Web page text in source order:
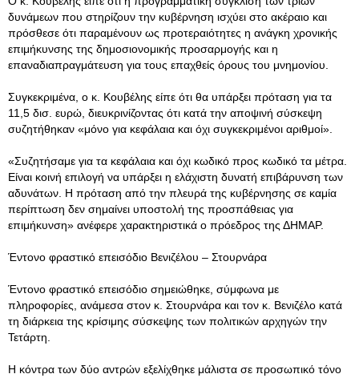
δυνάμεων που στηρίζουν την κυβέρνηση ισχύει στο ακέραιο και
πρόσθεσε ότι παραμένουν ως προτεραιότητες η ανάγκη χρονικής
επιμήκυνσης της δημοσιονομικής προσαρμογής και η
επαναδιαπραγμάτευση για τους επαχθείς όρους του μνημονίου.
Συγκεκριμένα, ο κ. Κουβέλης είπε ότι θα υπάρξει πρόταση για τα
11,5 δισ. ευρώ, διευκρινίζοντας ότι κατά την αποψινή σύσκεψη
συζητήθηκαν «μόνο για κεφάλαια και όχι συγκεκριμένοι αριθμοί».
«Συζητήσαμε για τα κεφάλαια και όχι κωδικό προς κωδικό τα μέτρα.
Είναι κοινή επιλογή να υπάρξει η ελάχιστη δυνατή επιβάρυνση των
αδυνάτων. Η πρόταση από την πλευρά της κυβέρνησης σε καμία
περίπτωση δεν σημαίνει υποστολή της προσπάθειας για
επιμήκυνση» ανέφερε χαρακτηριστικά ο πρόεδρος της ΔΗΜΑΡ.
Έντονο φραστικό επεισόδιο Βενιζέλου – Στουρνάρα
Έντονο φραστικό επεισόδιο σημειώθηκε, σύμφωνα με
πληροφορίες, ανάμεσα στον κ. Στουρνάρα και τον κ. Βενιζέλο κατά
τη διάρκεια της κρίσιμης σύσκεψης των πολιτικών αρχηγών την
Τετάρτη.
Η κόντρα των δύο αντρών εξελίχθηκε μάλιστα σε προσωπικό τόνο